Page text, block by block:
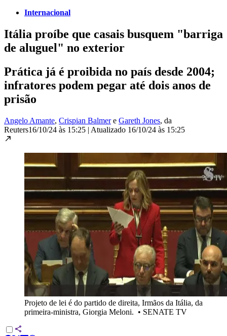
Internacional
Itália proíbe que casais busquem "barriga
de aluguel" no exterior
Prática já é proibida no país desde 2004;
infratores podem pegar até dois anos de
prisão
Angelo Amante, Crispian Balmere Gareth Jones, da
Reuters16/10/24 às 15:25 | Atualizado 16/10/24 às 15:25
Projeto de lei é do partido de direita, Irmãos da Itália, da
primeira-ministra, Giorgia Meloni. • SENATE TV